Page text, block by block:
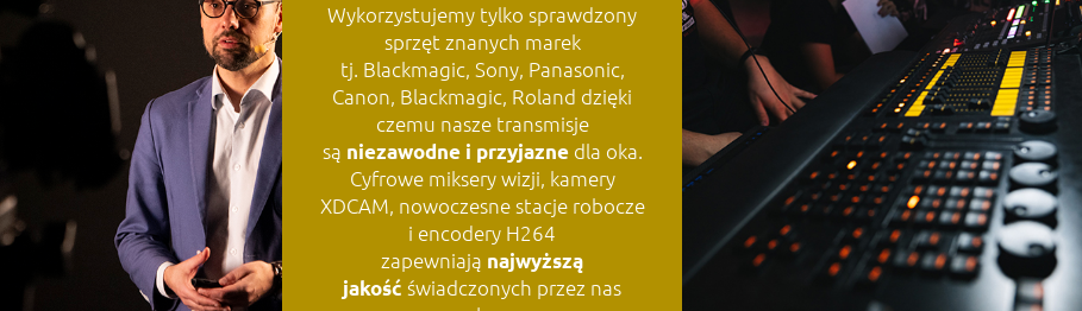
Wykorzystujemy tylko sprawdzony
sprzęt znanych marek
tj. Blackmagic, Sony, Panasonic,
Canon, Blackmagic, Roland dzięki
czemu nasze transmisje
są niezawodne i przyjaznedla oka.
Cyfrowe miksery wizji, kamery
XDCAM, nowoczesne stacje robocze
i encodery H264
zapewniają najwyższą
jakość świadczonych przez nas
TECHNIKA